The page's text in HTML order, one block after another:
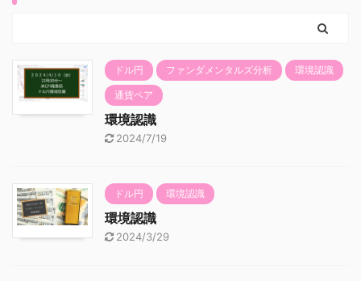
ドル円 ファンダメンタルズ分析 環境認識
通貨ペア
環境認識
2024/7/19
ドル円 環境認識
環境認識
2024/3/29